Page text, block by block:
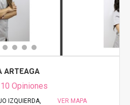
ARTEAGA
10 Opiniones
IZQUIERDA,
VER MAPA